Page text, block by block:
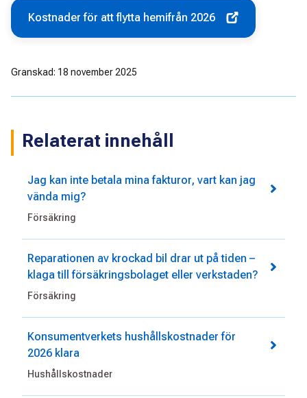
Kostnader för att flytta hemifrån 2026
Granskad: 18 november 2025
Relaterat innehåll
Jag kan inte betala mina fakturor, vart kan jag
vända mig?
Försäkring
Reparationen av krockad bil drar ut på tiden –
klaga till försäkringsbolaget eller verkstaden?
Försäkring
Konsumentverkets hushållskostnader för
2026 klara
Hushållskostnader